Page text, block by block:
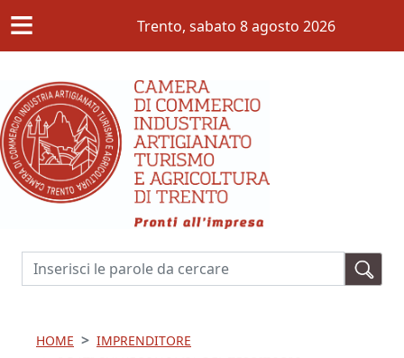
≡ Trento, sabato 8 agosto 2026
Cerca
HOME
IMPRENDITORE